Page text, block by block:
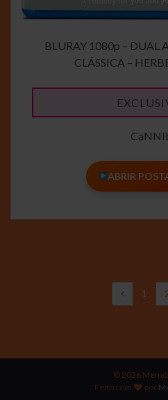
BLURAY 1080p – DUAL
CLÁSSICA –
ABRIR
1
© 2026
Feito com
por